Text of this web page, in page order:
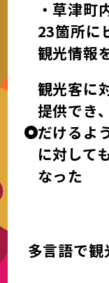
・草津町
23箇所に
観光情報
観光客に
提供でき
だけるよ
に対して
なった
多言語で